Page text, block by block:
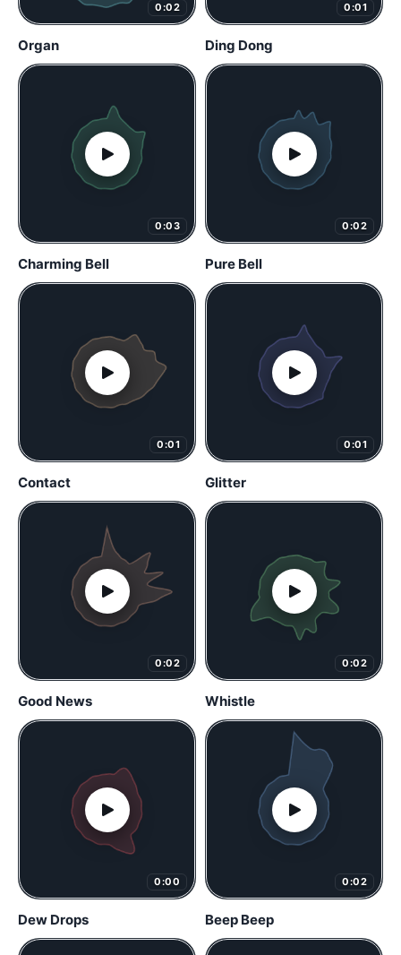
0:02
Organ
0:01
Ding Dong
0:03
Charming Bell
0:02
Pure Bell
0:01
Contact
0:01
Glitter
0:02
Good News
0:02
Whistle
0:00
Dew Drops
0:02
Beep Beep